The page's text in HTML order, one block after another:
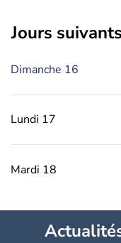
jours suivants
Dimanche 16
Lundi 17
Mardi 18